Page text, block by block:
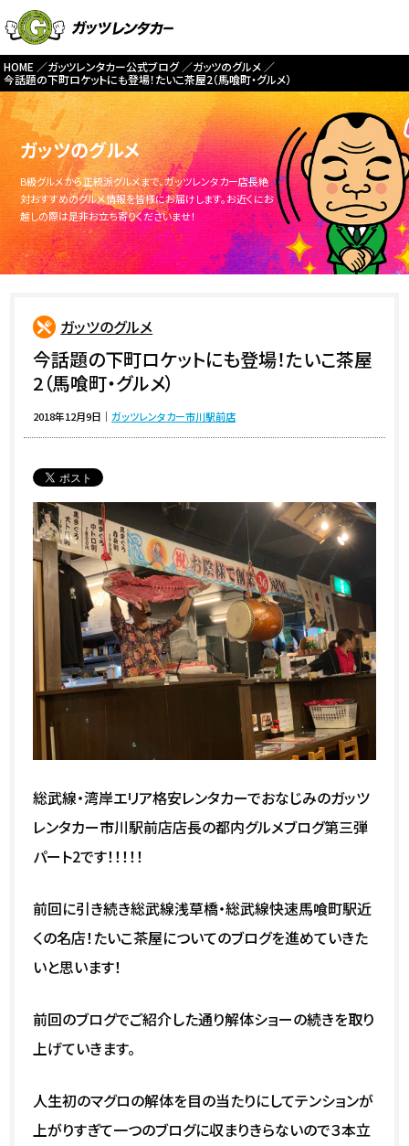
HOME ガッツレンタカー公式ブログ
ガッツのグルメ
今話題の下町ロケットにも登場！たいこ茶屋2（馬喰町・グルメ）
ガッツのグルメ
B級グルメから正統派グルメまで、ガッツレンタカー店長絶
対おすすめのグルメ情報を皆様にお届けします。お近くにお
越しの際は是非お立ち寄りくださいませ！
ガッツのグルメ
今話題の下町ロケットにも登場！たいこ茶屋
2（馬喰町・グルメ）
2018年12月9日 ｜ガッツレンタカー市川駅前店
総武線・湾岸エリア格安レンタカーでおなじみのガッツ
レンタカー市川駅前店店長の都内グルメブログ第三弾
パート2です！！！！！
前回に引き続き総武線浅草橋・総武線快速馬喰町駅近
くの名店！たいこ茶屋についてのブログを進めていきた
いと思います！
前回のブログでご紹介した通り解体ショーの続きを取り
上げていきます。
人生初のマグロの解体を目の当たりにしてテンションが
上がりすぎて一つのブログに収まりきらないので３本立